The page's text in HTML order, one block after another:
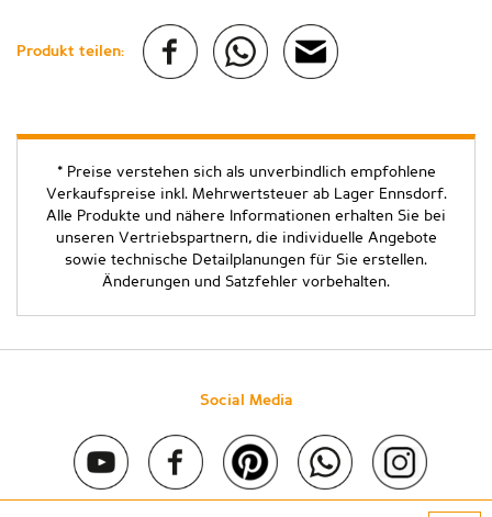
Produkt teilen:
* Preise verstehen sich als unverbindlich empfohlene
Verkaufspreise inkl. Mehrwertsteuer ab Lager Ennsdorf.
Alle Produkte und nähere Informationen erhalten Sie bei
unseren Vertriebspartnern, die individuelle Angebote
sowie technische Detailplanungen für Sie erstellen.
Änderungen und Satzfehler vorbehalten.
Social Media